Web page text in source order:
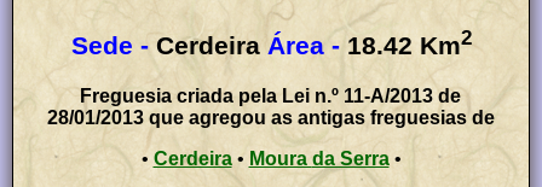
Sede - Cerdeira Área - 18.42 Km2
Freguesia criada pela Lei n.º 11-A/2013 de
28/01/2013 que agregou as antigas freguesias de
• Cerdeira• Moura da Serra•